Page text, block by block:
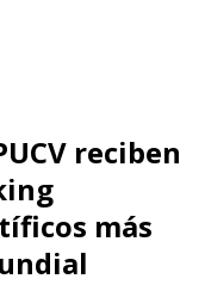
reciben
más